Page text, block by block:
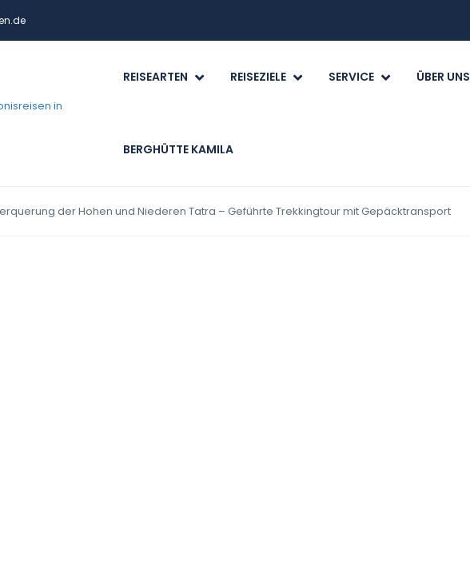
REISEARTEN REISEZIELE SERVICE ÜBER UNS
BERGHÜTTE KAMILA
der Hohen und Niederen Tatra – Geführte Trekkingtour mit Gepäcktransport